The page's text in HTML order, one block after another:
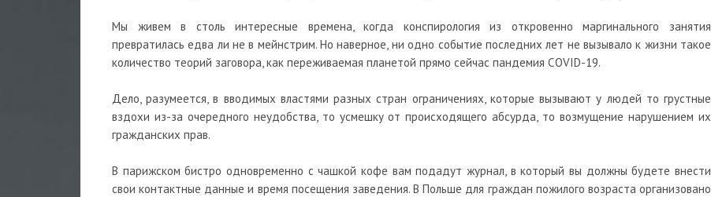
Мы живем в столь интересные времена, когда конспирология из откровенно маргинального занятия
превратилась едва ли не в мейнстрим. Но наверное, ни одно событие последних лет не вызывало к жизни такое
количество теорий заговора, как переживаемая планетой прямо сейчас пандемия COVID-19.
Дело, разумеется, в вводимых властями разных стран ограничениях, которые вызывают у людей то грустные
вздохи из-за очередного неудобства, то усмешку от происходящего абсурда, то возмущение нарушением их
гражданских прав.
В парижском бистро одновременно с чашкой кофе вам подадут журнал, в который вы должны будете внести
свои контактные данные и время посещения заведения. В Польше для граждан пожилого возраста организовано